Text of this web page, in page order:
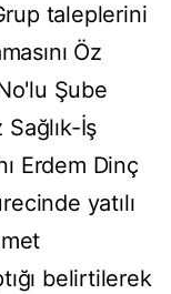
taleplerini
Öz
Şube
İş
Erdem Dinç
yatılı
belirtilerek